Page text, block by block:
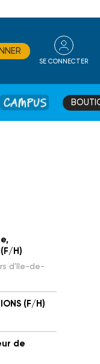
SE CONNECTER
CAMPUS
H)
d'Ile-de-
(F/H)
de